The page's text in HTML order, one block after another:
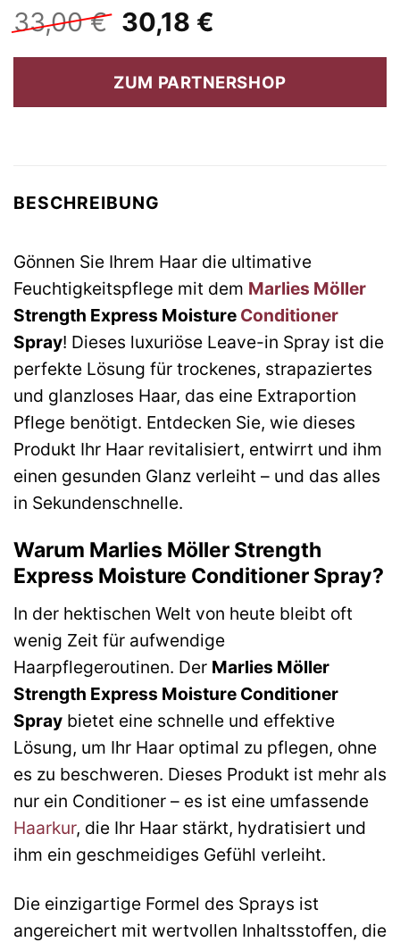
33,00€ Ursprünglicher
Preis
war:
33,00 €
30,18 €
ist:
30,18 €.
ZUM PARTNERSHOP
BESCHREIBUNG
Gönnen Sie Ihrem Haar die ultimative
Feuchtigkeitspflege mit dem Marlies Möller
Strength Express Moisture Conditioner
Spray! Dieses luxuriöse Leave-in Spray ist die
perfekte Lösung für trockenes, strapaziertes
und glanzloses Haar, das eine Extraportion
Pflege benötigt. Entdecken Sie, wie dieses
Produkt Ihr Haar revitalisiert, entwirrt und ihm
einen gesunden Glanz verleiht – und das alles
in Sekundenschnelle.
Warum Marlies Möller Strength
Express Moisture Conditioner Spray?
In der hektischen Welt von heute bleibt oft
wenig Zeit für aufwendige
Haarpflegeroutinen. Der Marlies Möller
Strength Express Moisture Conditioner
Spray bietet eine schnelle und effektive
Lösung, um Ihr Haar optimal zu pflegen, ohne
es zu beschweren. Dieses Produkt ist mehr als
nur ein Conditioner – es ist eine umfassende
Haarkur, die Ihr Haar stärkt, hydratisiert und
ihm ein geschmeidiges Gefühl verleiht.
Die einzigartige Formel des Sprays ist
angereichert mit wertvollen Inhaltsstoffen, die